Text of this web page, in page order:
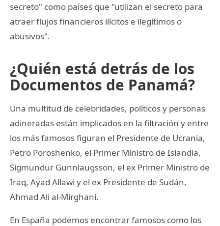
secreto" como países que "utilizan el secreto para
atraer flujos financieros ilícitos e ilegítimos o
abusivos".
¿Quién está detrás de los
Documentos de Panamá?
Una multitud de celebridades, políticos y personas
adineradas están implicados en la filtración y entre
los más famosos figuran el Presidente de Ucrania,
Petro Poroshenko, el Primer Ministro de Islandia,
Sigmundur Gunnlaugsson, el ex Primer Ministro de
Iraq, Ayad Allawi y el ex Presidente de Sudán,
Ahmad Ali al-Mirghani.
En España podemos encontrar famosos como los